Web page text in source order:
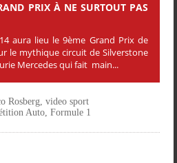
PRIX À NE SURTOUT PAS
aura lieu le 9ème Grand Prix de
le mythique circuit de Silverstone
Mercedes qui fait main...
Rosberg, video sport
Auto, Formule 1